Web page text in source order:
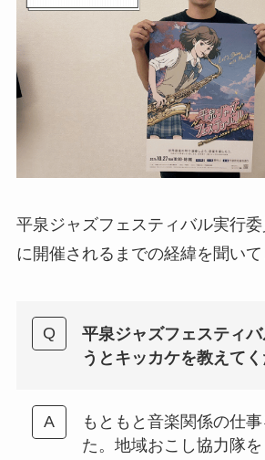
平泉ジャズフェスティバル実行
に開催されるまでの経緯を聞いて
平泉ジャズフェスティ
うとキッカケを教えてく
もともと音楽関係の仕
た。地域おこし協力隊